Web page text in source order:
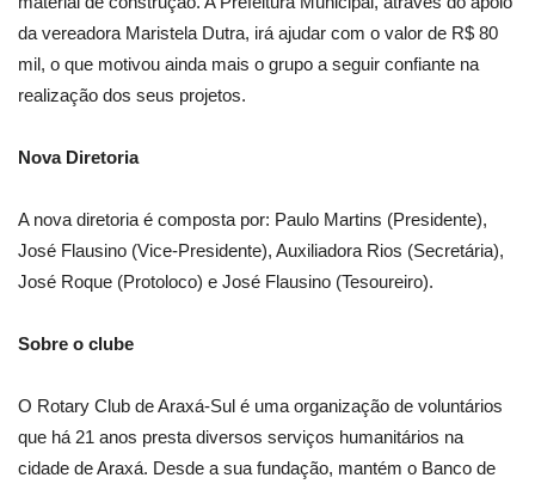
da vereadora Maristela Dutra, irá ajudar com o valor de R$ 80
mil, o que motivou ainda mais o grupo a seguir confiante na
realização dos seus projetos.
Nova Diretoria
A nova diretoria é composta por: Paulo Martins (Presidente),
José Flausino (Vice-Presidente), Auxiliadora Rios (Secretária),
José Roque (Protoloco) e José Flausino (Tesoureiro).
Sobre o clube
O Rotary Club de Araxá-Sul é uma organização de voluntários
que há 21 anos presta diversos serviços humanitários na
cidade de Araxá. Desde a sua fundação, mantém o Banco de